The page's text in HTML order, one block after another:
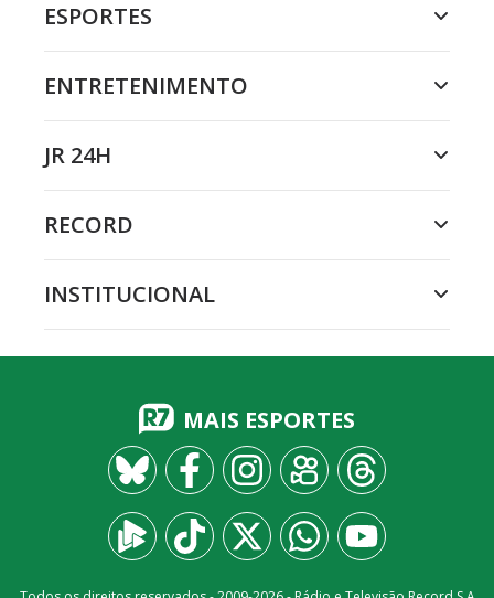
ESPORTES
ENTRETENIMENTO
JR 24H
RECORD
INSTITUCIONAL
MAIS ESPORTES